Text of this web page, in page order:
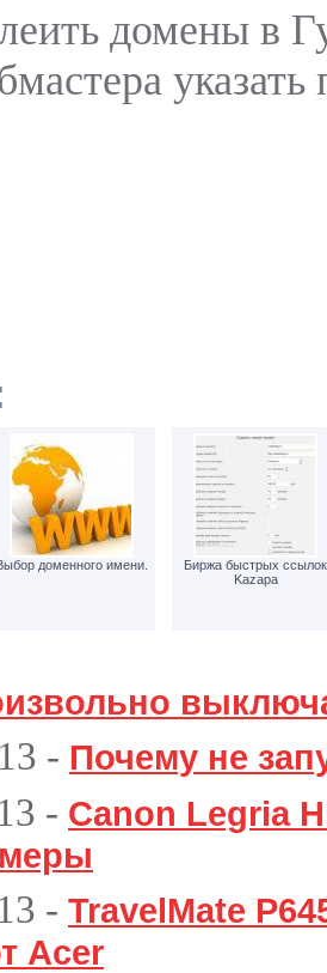
домены в
указать
доменного имени.
Биржа быстрых ссылок
Kazapa
- Почему не
- Canon Legria
- TravelMate
Acer